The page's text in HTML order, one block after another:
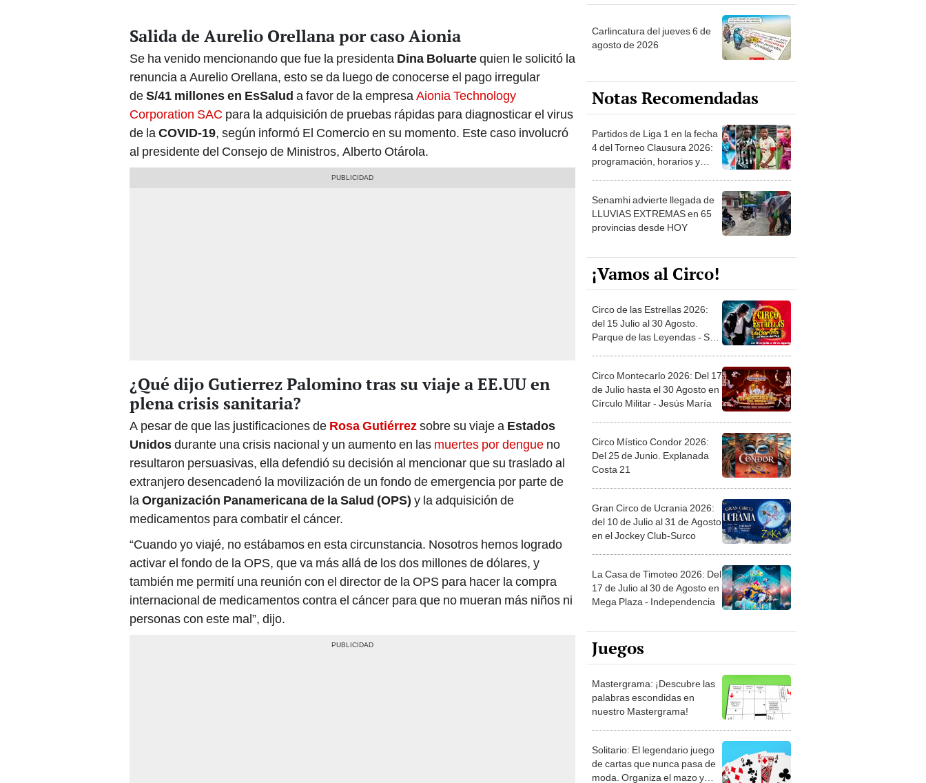
Salida de Aurelio Orellana por caso Aionia
Se ha venido mencionando que fue la presidenta Dina Boluartequien le solicitó la
renuncia a Aurelio Orellana, esto se da luego de conocerse el pago irregular
deS/41 millones en EsSalud a favor de la empresaAionia Technology
Corporation SAC para la adquisición de pruebas rápidas para diagnosticar el virus
de laCOVID-19, según informó El Comercio en su momento. Este caso involucró
al presidente del Consejo de Ministros, Alberto Otárola.
¿Qué dijo Gutierrez Palomino tras su viaje a EE.UU en
plena crisis sanitaria?
A pesar de que las justificaciones de Rosa Gutiérrezsobre su viaje a Estados
Unidosdurante una crisis nacional y un aumento en las muertes por dengue no
resultaron persuasivas, ella defendió su decisión al mencionar que su traslado al
extranjero desencadenó la movilización de un fondo de emergencia por parte de
laOrganización Panamericana de la Salud (OPS) y la adquisición de
medicamentos para combatir el cáncer.
“Cuando yo viajé, no estábamos en esta circunstancia. Nosotros hemos logrado
activar el fondo de la OPS, que va más allá de los dos millones de dólares, y
también me permití una reunión con el director de la OPS para hacer la compra
internacional de medicamentos contra el cáncer para que no mueran más niños ni
personas con este mal”, dijo.
Carlincatura del jueves 6 de
agosto de 2026
Notas Recomendadas
Partidos de Liga 1 en la fecha
4 del Torneo Clausura 2026:
programación, horarios y
Senamhi advierte llegada de
LLUVIAS EXTREMAS en 65
provincias desde HOY
¡Vamos al Circo!
Circo de las Estrellas 2026:
del 15 Julio al 30 Agosto.
Parque de las Leyendas - San
Circo Montecarlo 2026: Del 17
de Julio hasta el 30 Agosto en
Círculo Militar - Jesús María
Circo Místico Condor 2026:
Del 25 de Junio. Explanada
Costa 21
Gran Circo de Ucrania 2026:
del 10 de Julio al 31 de Agosto
en el Jockey Club-Surco
La Casa de Timoteo 2026: Del
17 de Julio al 30 de Agosto en
Mega Plaza - Independencia
Juegos
Mastergrama: ¡Descubre las
palabras escondidas en
nuestro Mastergrama!
Solitario: El legendario juego
de cartas que nunca pasa de
moda. Organiza el mazo y